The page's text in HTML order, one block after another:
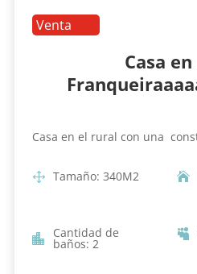
Venta
Casa en
Casa en el rural con una
Tamaño: 340M2
Cantidad de
baños: 2